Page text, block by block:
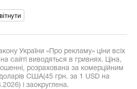
України «Про рекламу» ціни всіх
сайті виводяться в гривнях. Ціна,
розрахована за комерційним
США(45 грн. за 1 USD на
і заокруглена.